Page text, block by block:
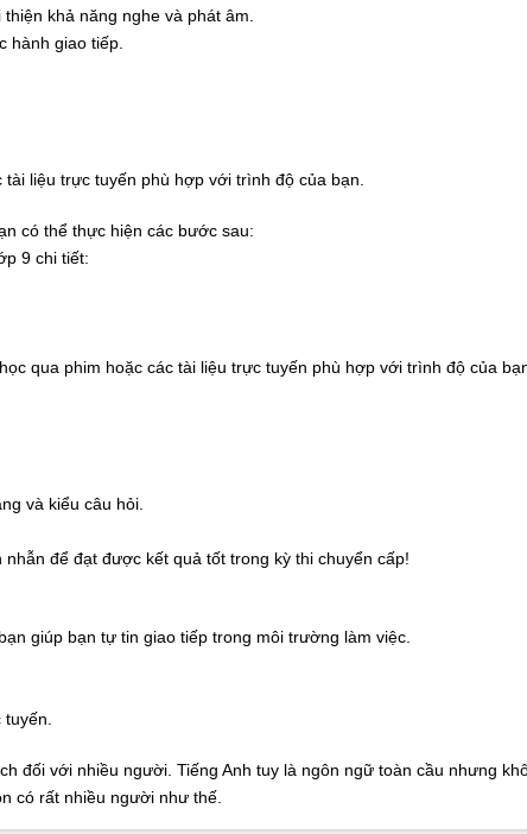
khả năng nghe và phát âm.
hành giao tiếp.
liệu trực tuyến phù hợp với trình độ của bạn.
có thể thực hiện các bước sau:
9 chi tiết:
qua phim hoặc các tài liệu trực tuyến phù hợp với trình độ của
và kiểu câu hỏi.
để đạt được kết quả tốt trong kỳ thi chuyển cấp!
giúp bạn tự tin giao tiếp trong môi trường làm việc.
tuyến.
đối với nhiều người. Tiếng Anh tuy là ngôn ngữ toàn cầu nhưng
có rất nhiều người như thế.